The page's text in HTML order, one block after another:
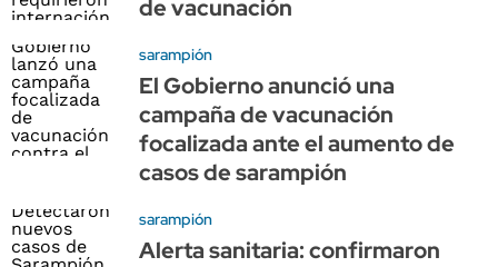
de vacunación
sarampión
El Gobierno anunció una
campaña de vacunación
focalizada ante el aumento de
casos de sarampión
sarampión
Alerta sanitaria: confirmaron